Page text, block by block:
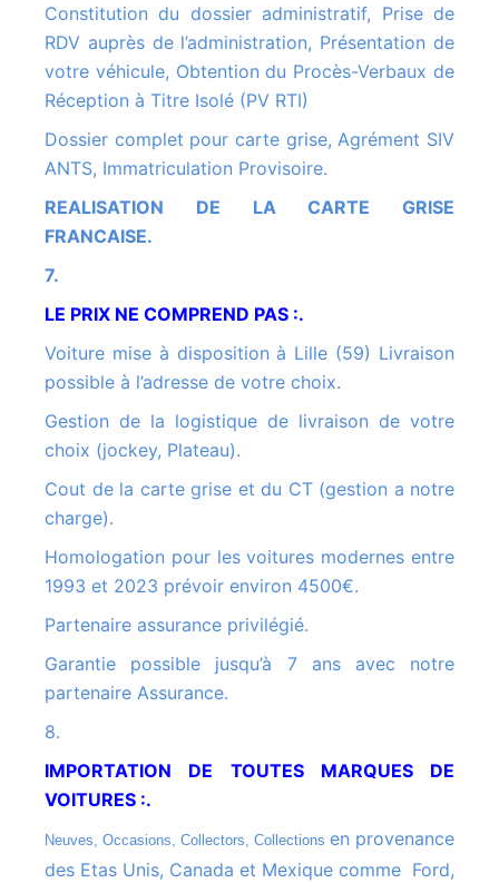
Constitution du dossier administratif, Prise de
RDV auprès de l’administration, Présentation de
votre véhicule, Obtention du Procès-Verbaux de
Réception à Titre Isolé (PV RTI)
Dossier complet pour carte grise, Agrément SIV
ANTS, Immatriculation Provisoire.
REALISATION DE LA CARTE GRISE
FRANCAISE.
7.
LE PRIX NE COMPREND PAS :.
Voiture mise à disposition à Lille (59) Livraison
possible à l’adresse de votre choix.
Gestion de la logistique de livraison de votre
choix (jockey, Plateau).
Cout de la carte grise et du CT (gestion a notre
charge).
Homologation pour les voitures modernes entre
1993 et 2023 prévoir environ 4500€.
Partenaire assurance privilégié.
Garantie possible jusqu’à 7 ans avec notre
partenaire Assurance.
8.
IMPORTATION DE TOUTES MARQUES DE
VOITURES :.
Neuves, Occasions, Collectors, Collections en provenance
des Etas Unis, Canada et Mexique comme Ford,